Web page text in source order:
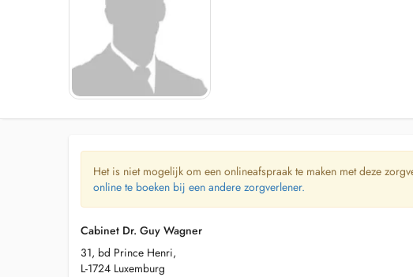
Het is niet mogelijk om een onlineafspraak te maken met deze
online te boeken bij een andere zorgverlener.
Cabinet Dr. Guy Wagner
31, bd Prince Henri,
L-1724 Luxemburg